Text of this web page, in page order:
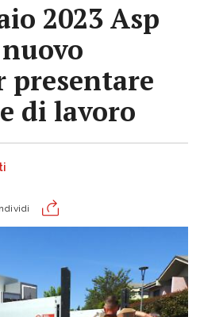
2023 Asp
presentare
di lavoro